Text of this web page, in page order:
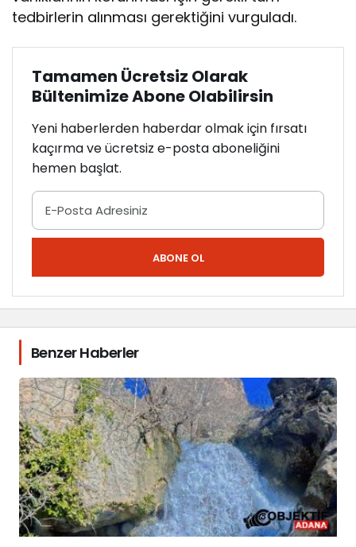
tedbirlerin alınması gerektiğini vurguladı.
Tamamen Ücretsiz Olarak
Bültenimize Abone Olabilirsin
Yeni haberlerden haberdar olmak için fırsatı
kaçırma ve ücretsiz e-posta aboneliğini
hemen başlat.
ABONE OL
Benzer Haberler